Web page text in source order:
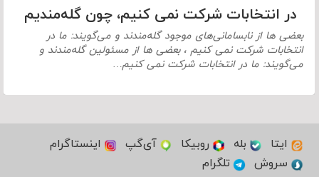
در انتخابات شرکت نمی کنیم، چون گله‌مندیم
بعضی ها از نابسامانی‌های موجود گله‌مندند و می‌گویند: ما در
انتخابات شرکت نمی کنیم ، بعضی ها از مسئولین گله‌مندند و
می‌گویند: ما در انتخابات شرکت نمی کنیم…
ایتا بله روبیکا آی‌گپ
اینستاگرام
سروش
تلگرام